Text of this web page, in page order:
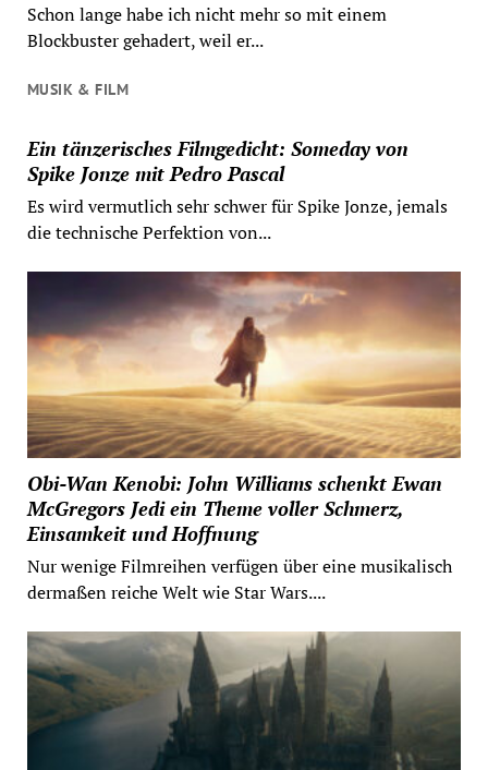
Schon lange habe ich nicht mehr so mit einem
Blockbuster gehadert, weil er...
MUSIK & FILM
Ein tänzerisches Filmgedicht: Someday von
Spike Jonze mit Pedro Pascal
Es wird vermutlich sehr schwer für Spike Jonze, jemals
die technische Perfektion von...
Obi-Wan Kenobi: John Williams schenkt Ewan
McGregors Jedi ein Theme voller Schmerz,
Einsamkeit und Hoffnung
Nur wenige Filmreihen verfügen über eine musikalisch
dermaßen reiche Welt wie Star Wars....